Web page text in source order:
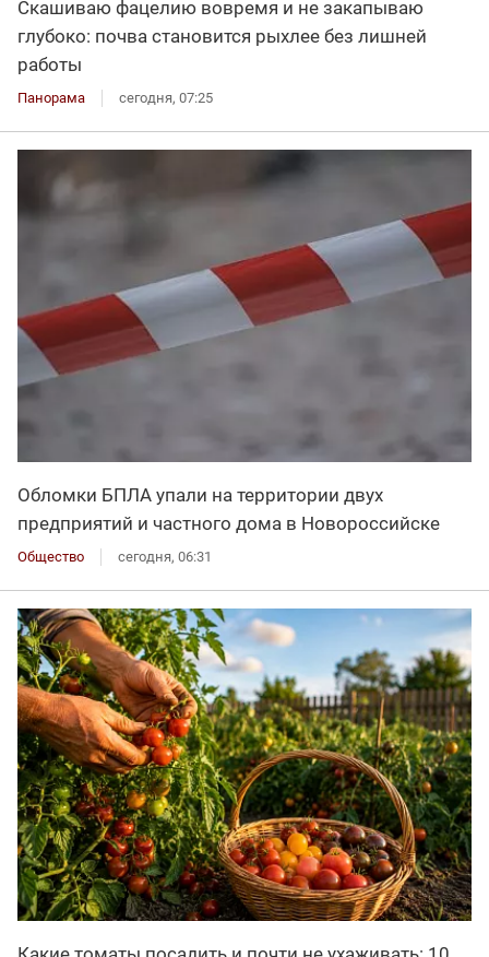
Скашиваю фацелию вовремя и не закапываю
глубоко: почва становится рыхлее без лишней
работы
Панорама сегодня, 07:25
Обломки БПЛА упали на территории двух
предприятий и частного дома в Новороссийске
Общество сегодня, 06:31